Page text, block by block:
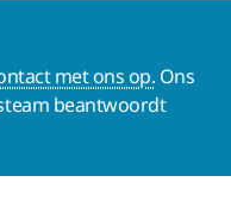
met ons op. Ons
beantwoordt